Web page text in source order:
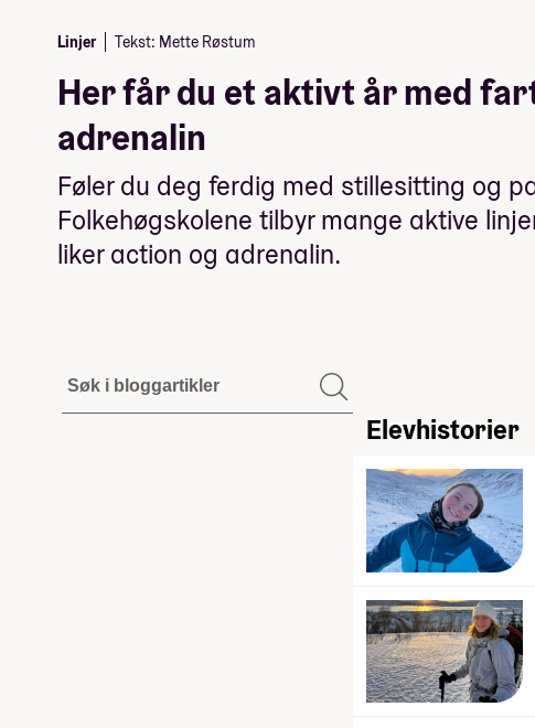
Linjer Tekst: Mette Røstum
Her får du et aktivt år med
adrenalin
Føler du deg ferdig med stillesitting og
Folkehøgskolene tilbyr mange aktive
liker action og adrenalin.
Elevhistorier